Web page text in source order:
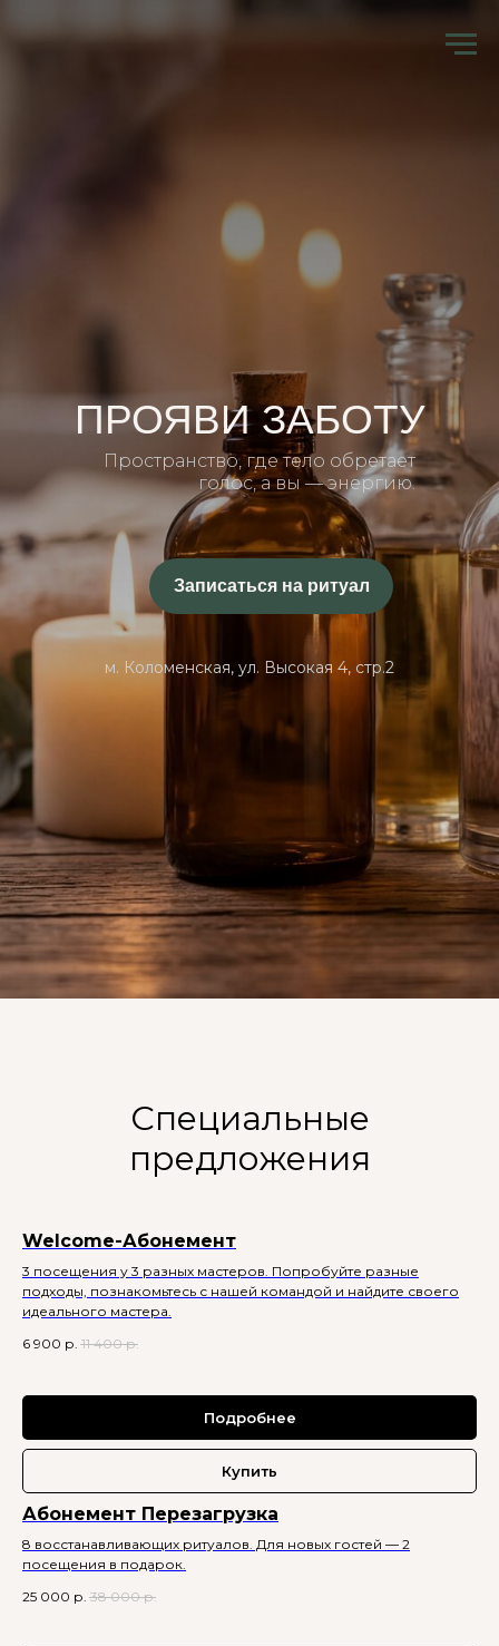
м. Коломенская, ул. Высокая 4, стр.2
Пространство, где тело обретает
голос, а вы — энергию.
ПРОЯВИ ЗАБОТУ
Записаться на ритуал
Специальные
предложения
Welcome-Абонемент
3 посещения у 3 разных мастеров. Попробуйте разные
подходы, познакомьтесь с нашей командой и найдите своего
идеального мастера.
6 900 р. 11 400 р.
Подробнее
Купить
Абонемент Перезагрузка
8 восстанавливающих ритуалов. Для новых гостей — 2
посещения в подарок.
25 000 р. 38 000 р.